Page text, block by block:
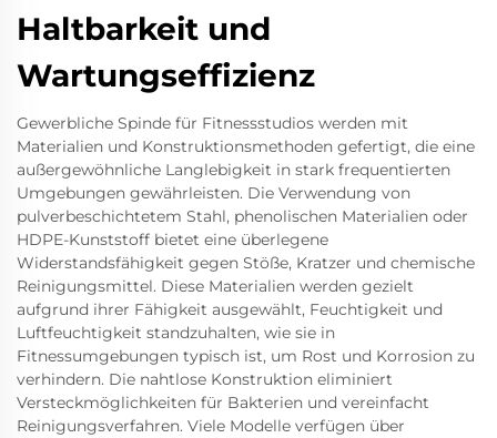
Haltbarkeit und
Wartungseffizienz
Gewerbliche Spinde für Fitnessstudios werden mit
Materialien und Konstruktionsmethoden gefertigt, die eine
außergewöhnliche Langlebigkeit in stark frequentierten
Umgebungen gewährleisten. Die Verwendung von
pulverbeschichtetem Stahl, phenolischen Materialien oder
HDPE-Kunststoff bietet eine überlegene
Widerstandsfähigkeit gegen Stöße, Kratzer und chemische
Reinigungsmittel. Diese Materialien werden gezielt
aufgrund ihrer Fähigkeit ausgewählt, Feuchtigkeit und
Luftfeuchtigkeit standzuhalten, wie sie in
Fitnessumgebungen typisch ist, um Rost und Korrosion zu
verhindern. Die nahtlose Konstruktion eliminiert
Versteckmöglichkeiten für Bakterien und vereinfacht
Reinigungsverfahren. Viele Modelle verfügen über